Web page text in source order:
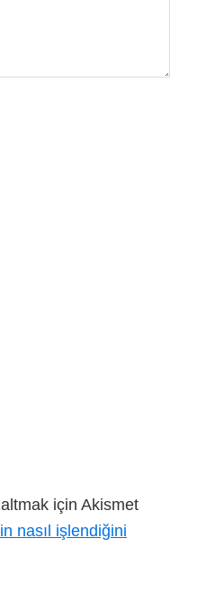
için Akismet
nasıl işlendiğini